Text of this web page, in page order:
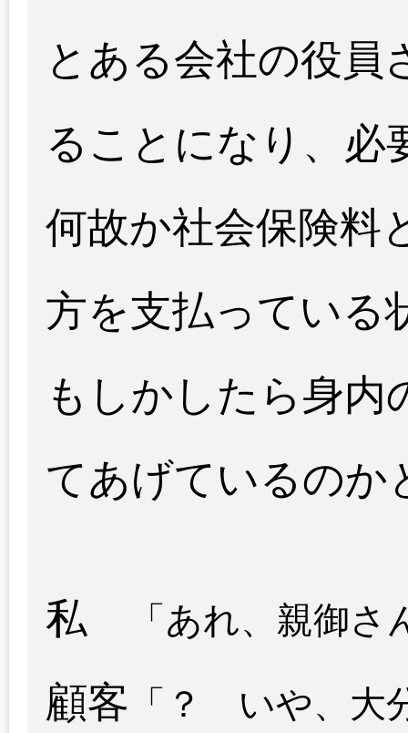
とある会社の役員
ることになり、必
何故か社会保険料
方を支払っている
もしかしたら身内
てあげているのか
私 「あれ、親御
顧客 「？ いや、大